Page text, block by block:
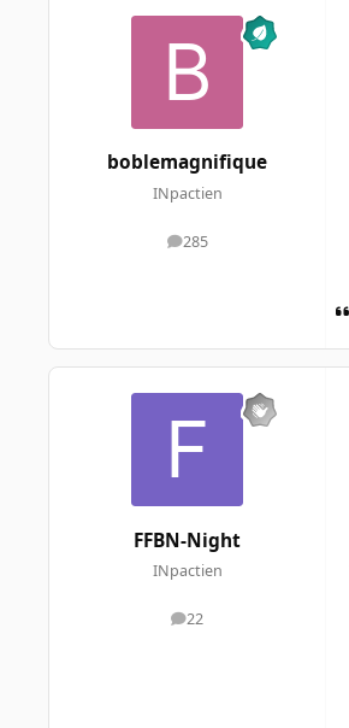
boblemagnifique
INpactien
285
messages
FFBN-Night
INpactien
22
messages